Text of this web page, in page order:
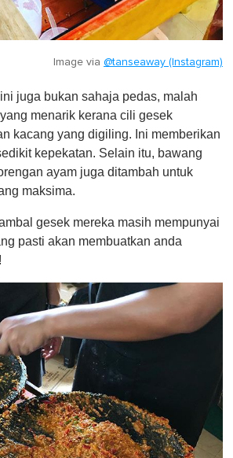
Image via @tanseaway (Instagram)
juga bukan sahaja pedas, malah
menarik kerana cili gesek
kacang yang digiling. Ini memberikan
kepekatan. Selain itu, bawang
ayam juga ditambah untuk
maksima.
gesek mereka masih mempunyai
pasti akan membuatkan anda